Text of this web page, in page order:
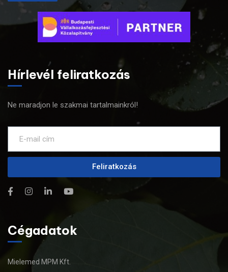
Hírlevél feliratkozás
Ne maradjon le szakmai tartalmainkról!
Feliratkozás
Cégadatok
Mielemed MPM Kft.